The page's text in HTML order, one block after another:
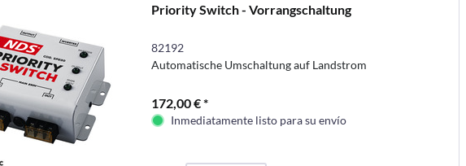
Priority Switch - Vorrangschaltung
82192
Automatische Umschaltung auf Landstrom
172,00 € *
Inmediatamente listo para su envío